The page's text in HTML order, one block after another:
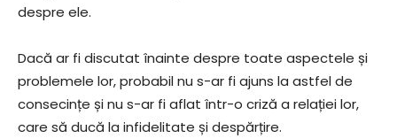
despre ele.
Dacă ar fi discutat înainte despre toate aspectele și
problemele lor, probabil nu s-ar fi ajuns la astfel de
consecințe și nu s-ar fi aflat într-o criză a relației lor,
care să ducă la infidelitate și despărțire.